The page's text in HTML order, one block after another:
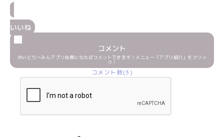
いいね
コメント
めいどりーみんアプリ会員になればコメントできます！メニュー「アプリ紹介」をクリッ
ク！
コメント数(3)